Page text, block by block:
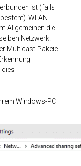
ist (falls
WLAN-
Allgemeinen die
Netzwerk.
Multicast-Pakete
dies
Windows-PC